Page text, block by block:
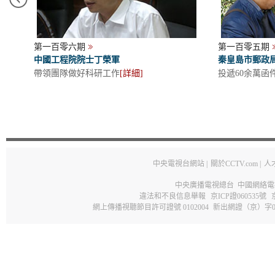
第一百零六期
中國工程院院士丁榮軍
帶領團隊做好科研工作[詳細]
第一百零五期
秦皇島市郵政
投遞60余萬函
中央電視台網站 關於CCTV.com 人
中央廣播電視總台 中國網絡
違法和不良信息舉報
京ICP證060535號
網上傳播視聽節目許可證號 0102004 新出網證（京）